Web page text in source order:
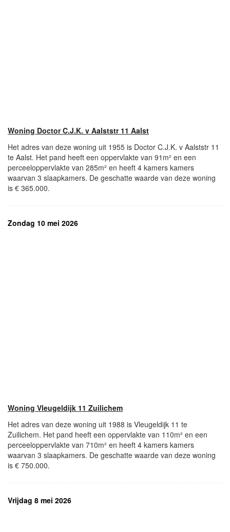
Woning Doctor C.J.K. v Aalststr 11 Aalst
Het adres van deze woning uit 1955 is Doctor C.J.K. v Aalststr 11
te Aalst. Het pand heeft een oppervlakte van 91m² en een
perceeloppervlakte van 285m² en heeft 4 kamers kamers
waarvan 3 slaapkamers. De geschatte waarde van deze woning
is € 365.000.
Zondag 10 mei 2026
Woning Vleugeldijk 11 Zuilichem
Het adres van deze woning uit 1988 is Vleugeldijk 11 te
Zuilichem. Het pand heeft een oppervlakte van 110m² en een
perceeloppervlakte van 710m² en heeft 4 kamers kamers
waarvan 3 slaapkamers. De geschatte waarde van deze woning
is € 750.000.
Vrijdag 8 mei 2026